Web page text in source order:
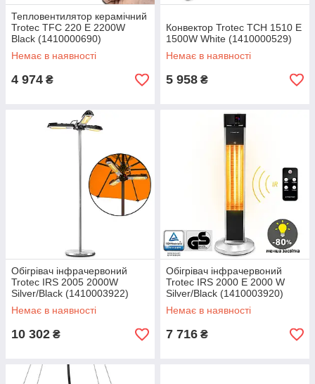
Тепловентилятор керамічний
Trotec TFC 220 E 2200W
Black (1410000690)
Немає в наявності
4 974 ₴
Конвектор Trotec TCH 1510 E
1500W White (1410000529)
Немає в наявності
5 958 ₴
Обігрівач інфрачервоний
Trotec IRS 2005 2000W
Silver/Black (1410003922)
Немає в наявності
10 302 ₴
Обігрівач інфрачервоний
Trotec IRS 2000 E 2000 W
Silver/Black (1410003920)
Немає в наявності
7 716 ₴